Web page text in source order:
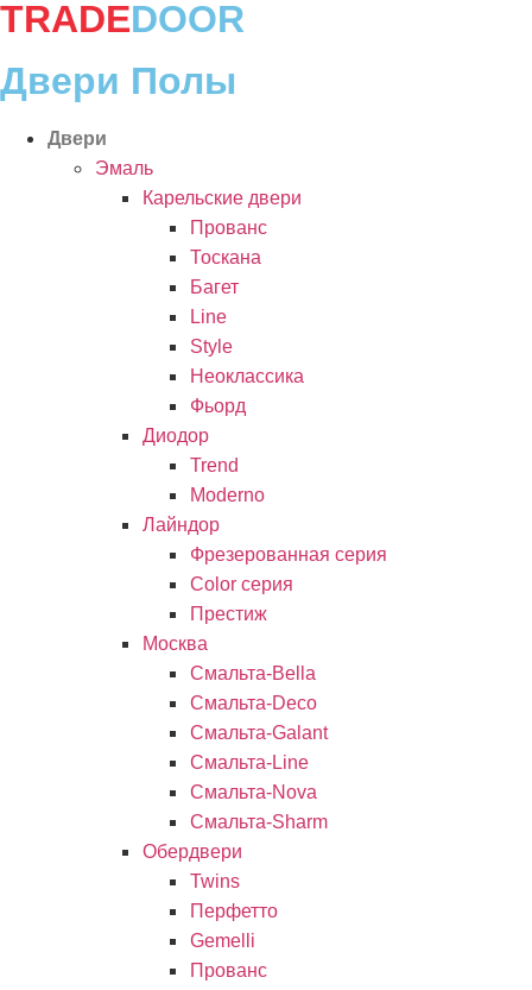
Перейти
содержимому
TRADEDOOR
Двери Полы
Двери
Эмаль
Карельские двери
Прованc
Тоскана
Багет
Line
Style
Неоклассика
Фьорд
Диодор
Trend
Moderno
Лайндор
Фрезерованная серия
Color серия
Престиж
Москва
Смальта-Bella
Смальта-Deco
Смальта-Galant
Смальта-Line
Смальта-Nova
Смальта-Sharm
Обердвери
Twins
Перфетто
Gemelli
Прованс